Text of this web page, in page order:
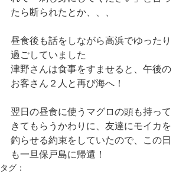
たら断られたとか、、、
昼食後も話をしながら高浜でゆったり
過ごしていました
津野さんは食事をすませると、午後の
お客さん２人と再び海へ！
翌日の昼食に使うマグロの頭も持って
きてもらうかわりに、友達にモイカを
釣らせる約束をしていたので、この日
も一旦保戸島に帰還！
タグ：